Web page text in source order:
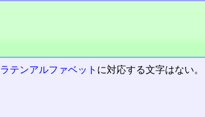
ラテンアルファベット に対応する文字はない。